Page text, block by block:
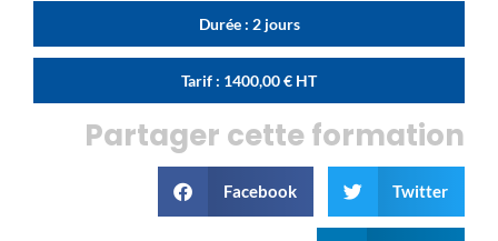
Durée : 2 jours
Tarif : 1400,00€ HT
Partager cette formation
Facebook Twitter